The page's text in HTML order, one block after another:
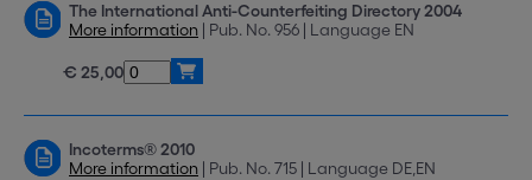
The International Anti-Counterfeiting Directory 2004
More information | Pub. No. 956 | Language EN
€ 25,00
Incoterms® 2010
More information | Pub. No. 715 | Language DE,EN